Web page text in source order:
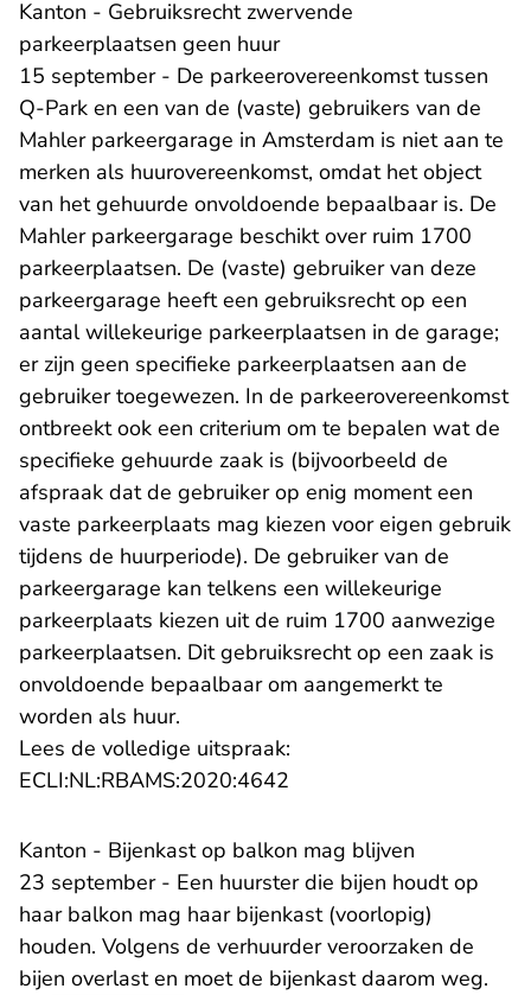
Kanton - Gebruiksrecht zwervende
parkeerplaatsen geen huur
15 september - De parkeerovereenkomst tussen
Q-Park en een van de (vaste) gebruikers van de
Mahler parkeergarage in Amsterdam is niet aan te
merken als huurovereenkomst, omdat het object
van het gehuurde onvoldoende bepaalbaar is. De
Mahler parkeergarage beschikt over ruim 1700
parkeerplaatsen. De (vaste) gebruiker van deze
parkeergarage heeft een gebruiksrecht op een
aantal willekeurige parkeerplaatsen in de garage;
er zijn geen specifieke parkeerplaatsen aan de
gebruiker toegewezen. In de parkeerovereenkomst
ontbreekt ook een criterium om te bepalen wat de
specifieke gehuurde zaak is (bijvoorbeeld de
afspraak dat de gebruiker op enig moment een
vaste parkeerplaats mag kiezen voor eigen gebruik
tijdens de huurperiode). De gebruiker van de
parkeergarage kan telkens een willekeurige
parkeerplaats kiezen uit de ruim 1700 aanwezige
parkeerplaatsen. Dit gebruiksrecht op een zaak is
onvoldoende bepaalbaar om aangemerkt te
worden als huur.
Lees de volledige uitspraak:
ECLI:NL:RBAMS:2020:4642
Kanton - Bijenkast op balkon mag blijven
23 september - Een huurster die bijen houdt op
haar balkon mag haar bijenkast (voorlopig)
houden. Volgens de verhuurder veroorzaken de
bijen overlast en moet de bijenkast daarom weg.